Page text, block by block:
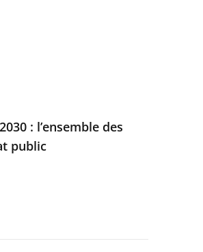
: l’ensemble des
public